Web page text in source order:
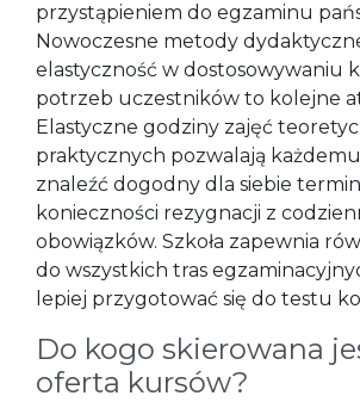
przystąpieniem do egzaminu
Nowoczesne metody
elastyczność w dostosowywaniu
potrzeb uczestników to kolejne
Elastyczne godziny zajęć
praktycznych pozwalają
znaleźć dogodny dla siebie
konieczności rezygnacji z
obowiązków. Szkoła zapewnia
do wszystkich tras
lepiej przygotować się do testu
Do kogo skierowana
oferta kursów?